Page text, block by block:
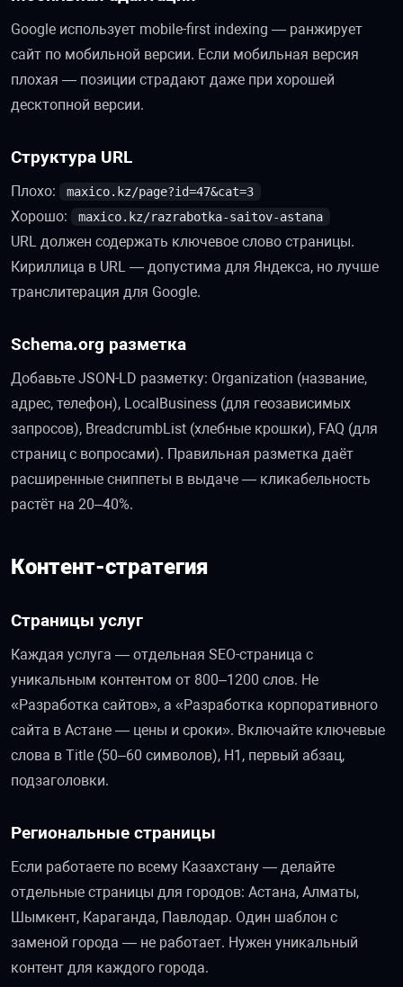
Google использует mobile-first indexing — ранжирует
сайт по мобильной версии. Если мобильная версия
плохая — позиции страдают даже при хорошей
десктопной версии.
Структура URL
Плохо: maxico.kz/page?id=47&cat=3
Хорошо: maxico.kz/razrabotka-saitov-astana
URL должен содержать ключевое слово страницы.
Кириллица в URL — допустима для Яндекса, но лучше
транслитерация для Google.
Schema.org разметка
Добавьте JSON-LD разметку: Organization (название,
адрес, телефон), LocalBusiness (для геозависимых
запросов), BreadcrumbList (хлебные крошки), FAQ (для
страниц с вопросами). Правильная разметка даёт
расширенные сниппеты в выдаче — кликабельность
растёт на 20–40%.
Контент-стратегия
Страницы услуг
Каждая услуга — отдельная SEO-страница с
уникальным контентом от 800–1200 слов. Не
«Разработка сайтов», а «Разработка корпоративного
сайта в Астане — цены и сроки». Включайте ключевые
слова в Title (50–60 символов), H1, первый абзац,
подзаголовки.
Региональные страницы
Если работаете по всему Казахстану — делайте
отдельные страницы для городов: Астана, Алматы,
Шымкент, Караганда, Павлодар. Один шаблон с
заменой города — не работает. Нужен уникальный
контент для каждого города.